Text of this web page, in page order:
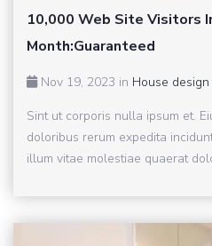
10,000 Web Site Visitors
Month:Guaranteed
Nov 19, 2023 in House design
Sint ut corporis nulla ipsum et.
doloribus rerum expedita
illum vitae molestiae quaerat